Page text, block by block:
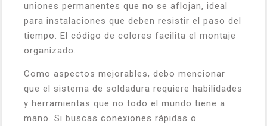
uniones permanentes que no se aflojan, ideal
para instalaciones que deben resistir el paso del
tiempo. El código de colores facilita el montaje
organizado.
Como aspectos mejorables, debo mencionar
que el sistema de soldadura requiere habilidades
y herramientas que no todo el mundo tiene a
mano. Si buscas conexiones rápidas o